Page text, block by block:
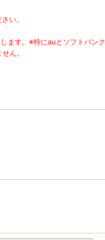
い。
ます。※特にauとソフトバンク
ん。